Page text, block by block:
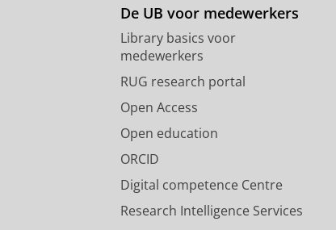
De UB voor medewerkers
Library basics voor
medewerkers
RUG research portal
Open Access
Open education
ORCID
Digital competence Centre
Research Intelligence Services